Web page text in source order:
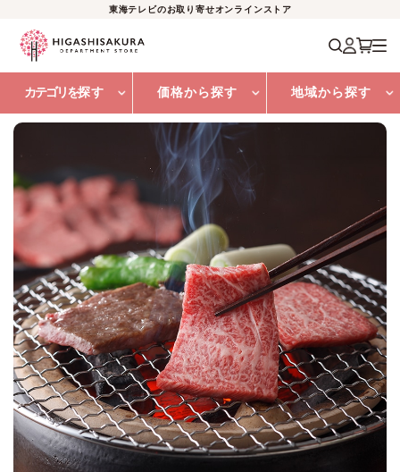
東海テレビのお取り寄せオンラインストア
カテゴリを探す 価格から探す 地域から探す